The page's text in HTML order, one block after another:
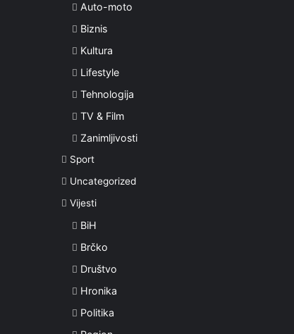
Auto-moto
Biznis
Kultura
Lifestyle
Tehnologija
TV & Film
Zanimljivosti
Sport
Uncategorized
Vijesti
BiH
Brčko
Društvo
Hronika
Politika